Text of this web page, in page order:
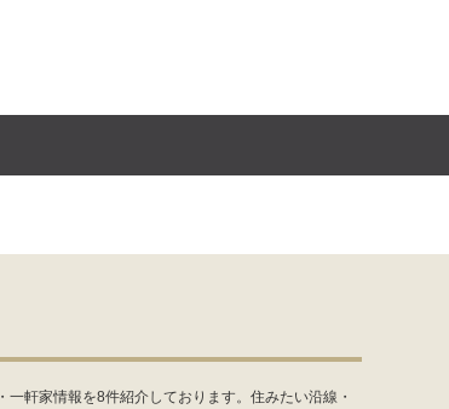
軒家情報を8件紹介しております。住みたい沿線・